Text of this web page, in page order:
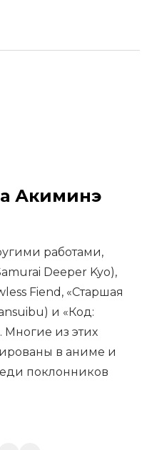
Акиминэ
работами,
Deeper Kyo),
Fiend, «Старшая
и «Код:
Многие из этих
в аниме и
поклонников